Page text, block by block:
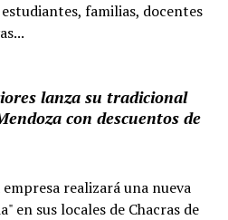
familias, docentes
lanza su tradicional
con descuentos de
realizará una nueva
en sus locales de Chacras de